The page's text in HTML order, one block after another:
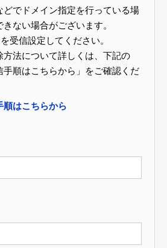
どでドメイン指定を行っている場
ない場合がございます。
受信設定してください。
方法について詳しくは、下記の
手順はこちらから」をご確認くだ
順はこちらから